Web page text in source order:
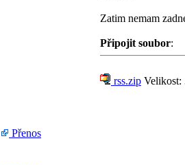
Zatim nemam
Připojit soubor:
rss.zip Velikost:
Přenos